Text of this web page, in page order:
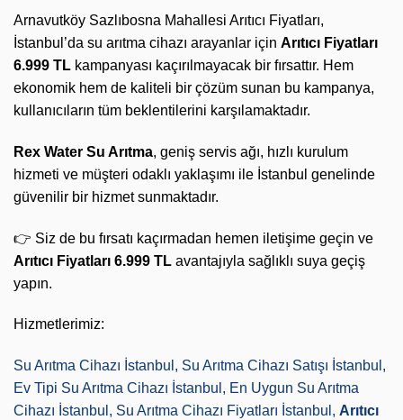
Arnavutköy Sazlıbosna Mahallesi Arıtıcı Fiyatları,
İstanbul’da su arıtma cihazı arayanlar için Arıtıcı Fiyatları
6.999 TL kampanyası kaçırılmayacak bir fırsattır. Hem
ekonomik hem de kaliteli bir çözüm sunan bu kampanya,
kullanıcıların tüm beklentilerini karşılamaktadır.
Rex Water Su Arıtma, geniş servis ağı, hızlı kurulum
hizmeti ve müşteri odaklı yaklaşımı ile İstanbul genelinde
güvenilir bir hizmet sunmaktadır.
👉 Siz de bu fırsatı kaçırmadan hemen iletişime geçin ve
Arıtıcı Fiyatları 6.999 TL avantajıyla sağlıklı suya geçiş
yapın.
Hizmetlerimiz:
Su Arıtma Cihazı İstanbul, Su Arıtma Cihazı Satışı İstanbul,
Ev Tipi Su Arıtma Cihazı İstanbul, En Uygun Su Arıtma
Cihazı İstanbul, Su Arıtma Cihazı Fiyatları İstanbul, Arıtıcı